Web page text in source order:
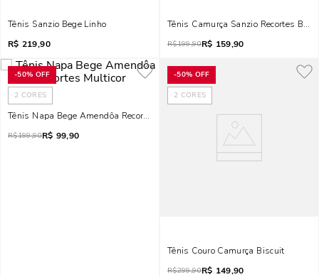
Tênis Sanzio Bege Linho
R$ 219,90
Tênis Camurça Sanzio Recortes
R$199,90R$ 159,90
-50% OFF
2 CORES
Tênis Napa Bege Amendôa Recortes Multicor
R$199,90R$ 99,90
-50% OFF
2 CORES
Tênis Couro Camurça Biscuit
R$299,90R$ 149,90